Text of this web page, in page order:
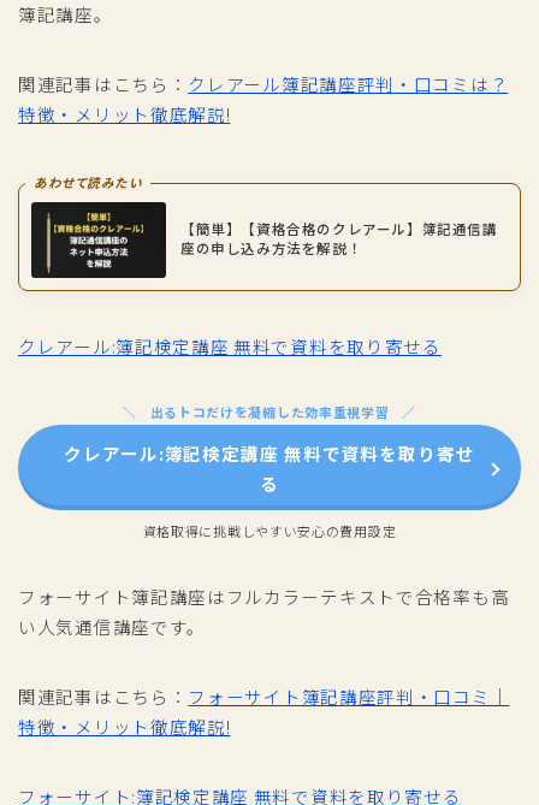
簿記講座。
関連記事はこちら： クレアール簿記講座評判・口コミは？
特徴・メリット徹底解説!
あわせて読みたい
【簡単】【資格合格のクレアール】簿記通信講
座の申し込み方法を解説！
クレアール:簿記検定講座 無料で資料を取り寄せる
出るトコだけを凝縮した効率重視学習
クレアール:簿記検定講座 無料で資料を取り寄せ
る
資格取得に挑戦しやすい安心の費用設定
フォーサイト簿記講座はフルカラーテキストで合格率も高
い人気通信講座です。
関連記事はこちら： フォーサイト簿記講座評判・口コミ｜
特徴・メリット徹底解説!
フォーサイト:簿記検定講座 無料で資料を取り寄せる